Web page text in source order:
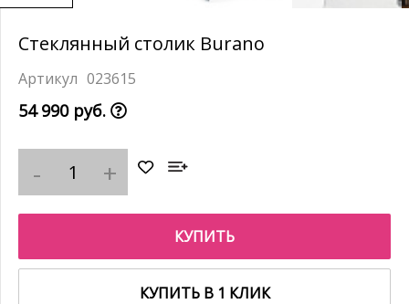
Стеклянный столик Burano
023615
54 990 руб.
КУПИТЬ
КУПИТЬ В 1 КЛИК